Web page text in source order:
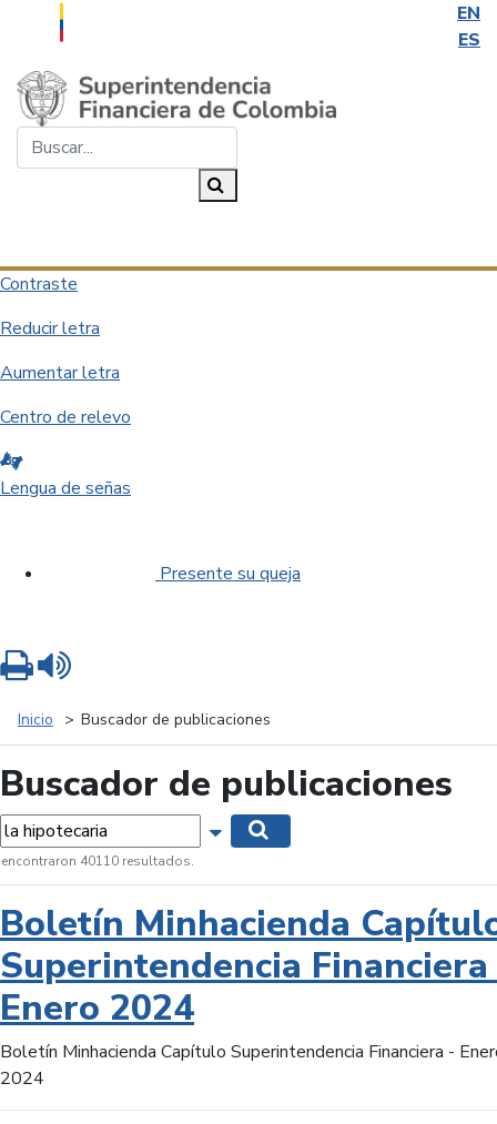
EN
ES
Saltar al contenido principal
Contraste
Reducir letra
Aumentar letra
Centro de relevo
Lengua de señas
Presente su queja
Inicio Buscador de publicaciones
Buscador de publicaciones
Mostrar opciones de búsqueda
encontraron 40110 resultados.
Boletín Minhacienda
Superintendencia
Enero 2024
Boletín Minhacienda Capítulo Superintendencia Financiera -
2024
Imprimir